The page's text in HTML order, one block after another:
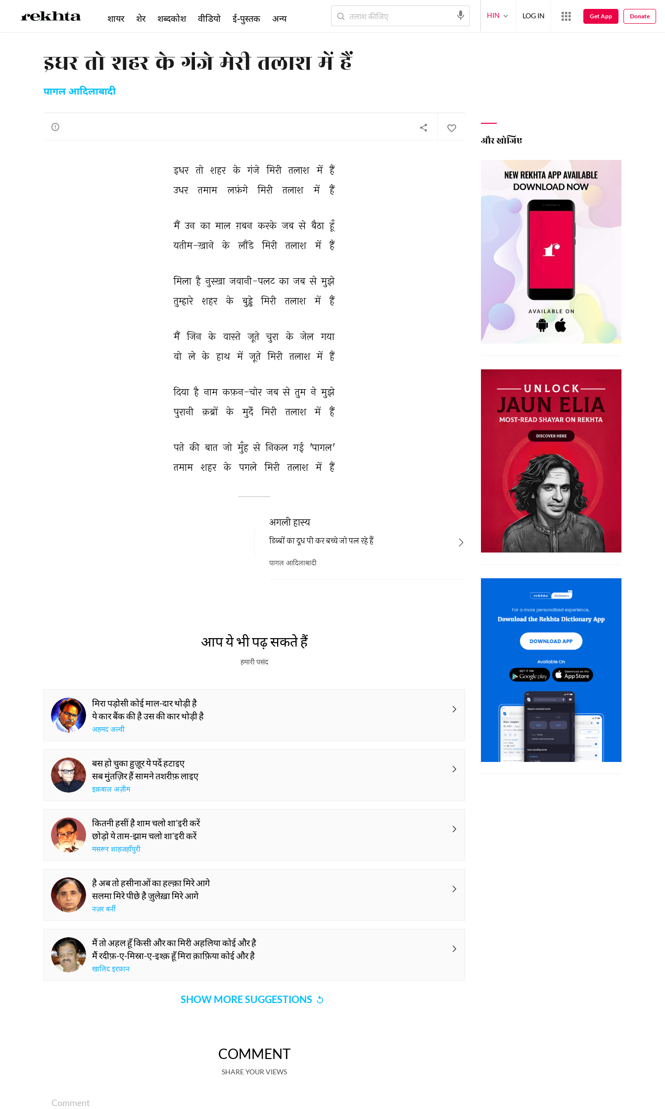
इधर तो शहर के गंजे मेरी तलाश में हैं
पागल आदिलाबादी
इधर तो शहर के गंजे मिरी तलाश में हैं
उधर
तमाम लफ़ंगे मिरी तलाश में हैं
मैं उन का माल ग़बन करके जब से बैठा हूँ
यतीम-ख़ाने
के लौंडे मिरी तलाश में हैं
मिला है नुस्ख़ा जवानी-पलट का जब से मुझे
तुम्हारे
शहर के बुड्ढे मिरी तलाश में हैं
मैं जिन के वास्ते जूते चुरा के जेल गया
वो ले के हाथ में जूते मिरी तलाश में हैं
दिया है नाम कफ़न-चोर जब से तुम ने मुझे
पुरानी
क़ब्रों के मुर्दे मिरी तलाश में हैं
पते की बात जो मुँह से निकल गई 'पागल'
तमाम शहर के पगले मिरी तलाश में हैं
अगली हास्य
डिब्बों का दूध पी कर बच्चे जो पल रहे हैं
पागल आदिलाबादी
आप ये भी पढ़ सकते हैं
हमारी पसंद
मिरा पड़ोसी कोई माल-दार थोड़ी है
ये कार बैंक की है उस की कार थोड़ी है
अहमद अल्वी
बस हो चुका हुज़ूर ये पर्दे हटाइए
सब मुंतज़िर हैं सामने तशरीफ़ लाइए
इक़बाल अज़ीम
कितनी हसीं है शाम चलो शा'इरी करें
छोड़ो ये ताम-झाम चलो शा'इरी करें
मसरूर शाहजहाँपुरी
है अब तो हसीनाओं का हल्क़ा मिरे आगे
सलमा मिरे पीछे है ज़ुलेख़ा मिरे आगे
नज़र बर्नी
मैं तो अहल हूँ किसी और का मिरी अहलिया कोई और है
मैं रदीफ़-ए-मिस्रा-ए-इश्क़ हूँ मिरा क़ाफ़िया कोई और है
खालिद इरफ़ान
SHOW MORE SUGGESTIONS
COMMENT
SHARE YOUR VIEWS
Comment
और खोजिए
शायर शेर शब्दकोश वीडियो ई-पुस्तक अन्य HIN LOG IN Get App Donate